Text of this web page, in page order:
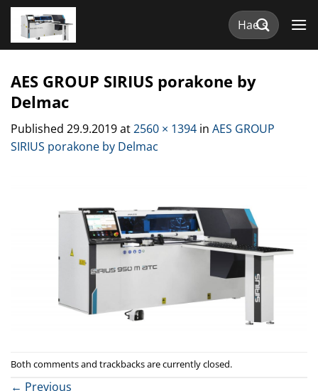
Skip
content
Etsi:
AES GROUP SIRIUS porakone by
Delmac
Published 29.9.2019at2560 × 1394 in AES GROUP
SIRIUS porakone by Delmac
Both comments and trackbacks are currently closed.
← Previous